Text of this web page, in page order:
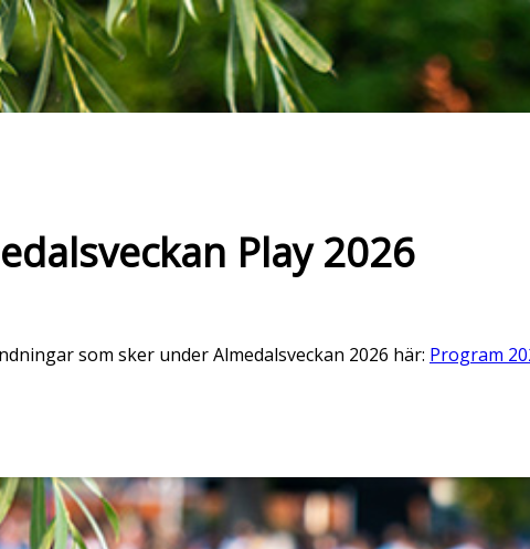
Play 2026
som sker under Almedalsveckan 2026 här: Program